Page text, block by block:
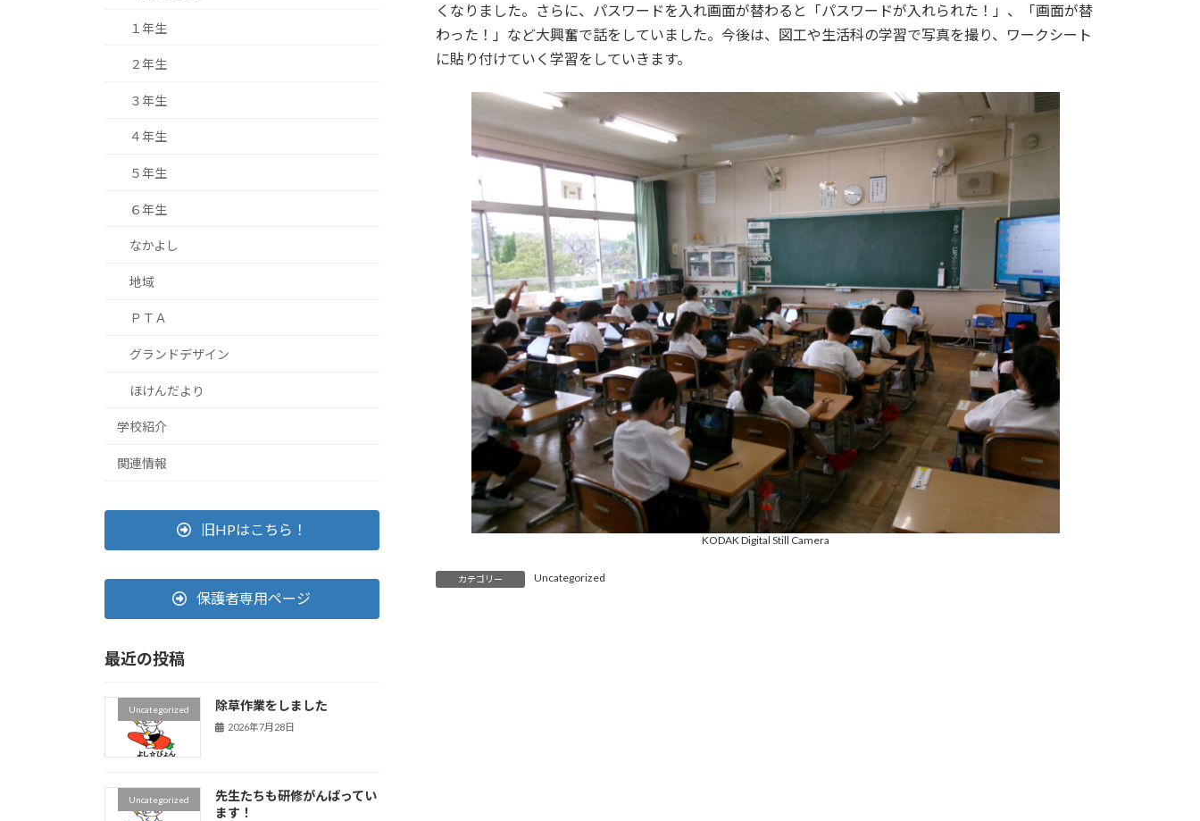
くなりました。さらに、パスワードを入れ画面が替わると「パスワードが入れられた！」、「画面が替
わった！」など大興奮で話をしていました。今後は、図工や生活科の学習で写真を撮り、ワークシート
に貼り付けていく学習をしていきます。
KODAK Digital Still Camera
カテゴリー Uncategorized
１年生
２年生
３年生
４年生
５年生
６年生
なかよし
地域
ＰＴＡ
グランドデザイン
ほけんだより
学校紹介
関連情報
旧HPはこちら！
保護者専用ページ
最近の投稿
Uncategorized 除草作業をしました
2026年7月28日
Uncategorized
先生たちも研修がんばってい
ます！